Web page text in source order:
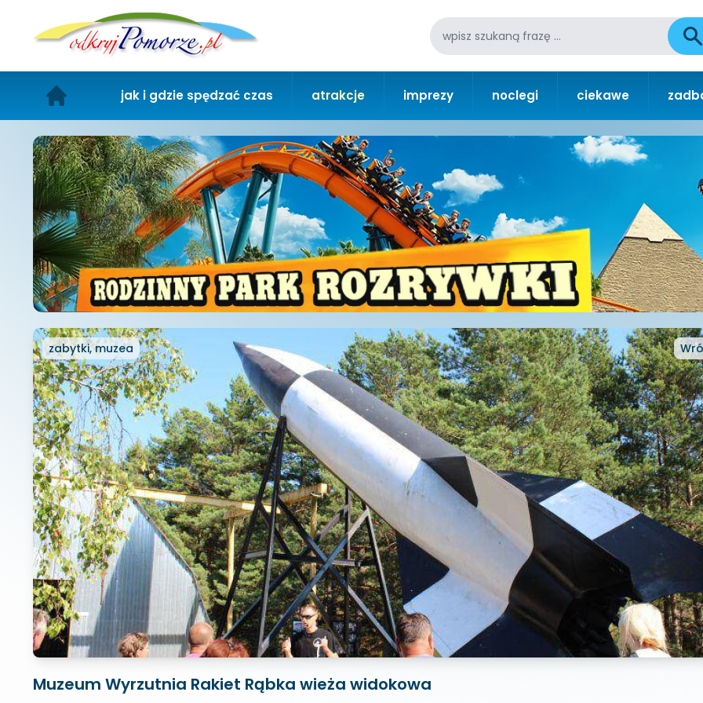
jak i gdzie spędzać czas atrakcje imprezy noclegi ciekawe
zabytki, muzea
Muzeum Wyrzutnia Rakiet Rąbka wieża widokowa